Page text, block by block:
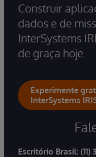
Construir
dados e de
InterSystems
de graça hoje.
Experimente
InterSystems
Escritório Brasil: (11)